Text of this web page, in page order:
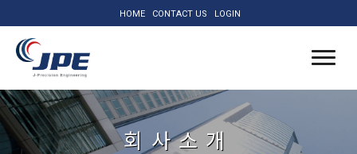
HOME CONTACT US LOGIN
회사소개